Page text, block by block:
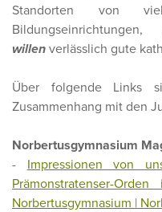
Standorten von
willen verlässlich gute
Über folgende Links
Zusammenhang mit den
Norbertusgymnasium
- Impressionen von
Prämonstratenser-
Norbertusgymnasium |